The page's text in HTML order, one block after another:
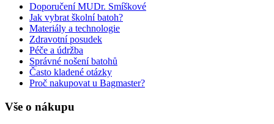
Doporučení MUDr. Smíškové
Jak vybrat školní batoh?
Materiály a technologie
Zdravotní posudek
Péče a údržba
Správné nošení batohů
Často kladené otázky
Proč nakupovat u Bagmaster?
Vše o nákupu